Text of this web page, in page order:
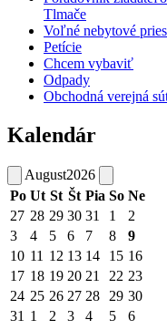
Tlmače
Voľné nebytové
Petície
Chcem vybaviť
Odpady
Obchodná verejná
Kalendár
August2026
Po Ut St Št Pia So Ne
27 28 29 30 31 1
2
3
4 5 6 7 8
9
10 11 12 13 14 15 16
17 18 19 20 21 22 23
24 25 26 27 28 29 30
31 1 2 3 4 5 6